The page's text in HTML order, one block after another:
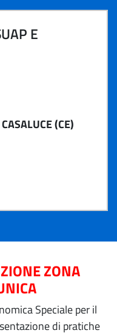
E
(CE)
ZONA
Speciale per il
di pratiche